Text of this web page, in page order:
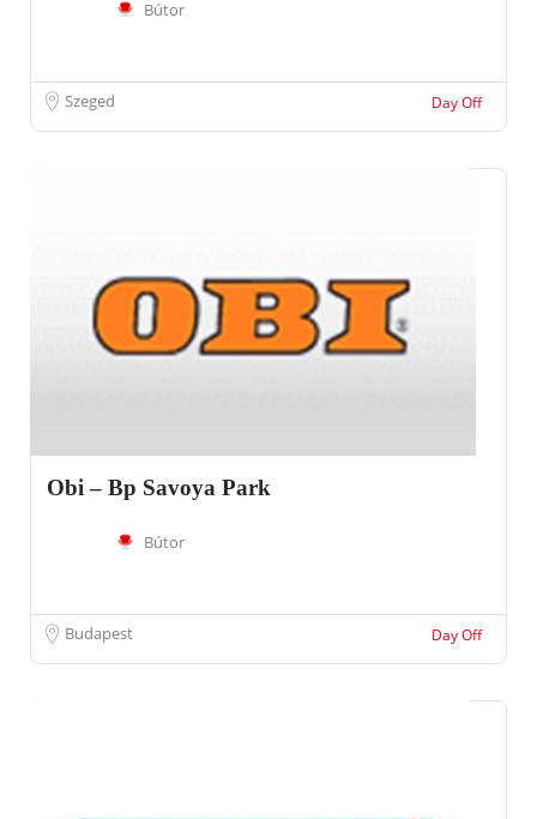
Bútor
Szeged Day Off
Obi – Bp Savoya Park
Bútor
Budapest Day Off